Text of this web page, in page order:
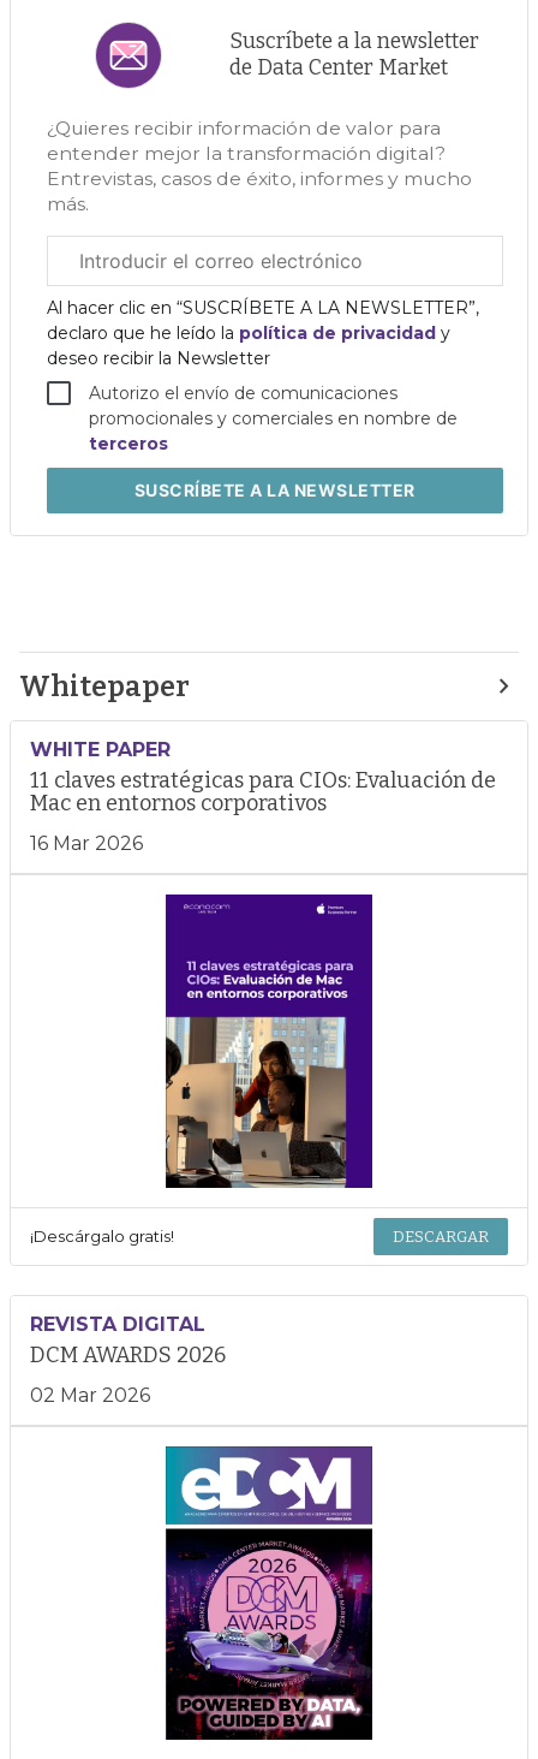
Suscríbete a la newsletter
de Data Center Market
¿Quieres recibir información de valor para
entender mejor la transformación digital?
Entrevistas, casos de éxito, informes y mucho
más.
electrónico
corporativo
Al hacer clic en “SUSCRÍBETE A LA NEWSLETTER”,
declaro que he leído la política de privacidad y
deseo recibir la Newsletter
Autorizo el envío de comunicaciones
promocionales y comerciales en nombre de
terceros
SUSCRÍBETEA LA NEWSLETTER
Whitepaper
WHITE PAPER
11 claves estratégicas para CIOs: Evaluación de
Mac en entornos corporativos
16 Mar 2026
¡Descárgalo gratis! DESCARGAR
REVISTA DIGITAL
DCM AWARDS 2026
02 Mar 2026